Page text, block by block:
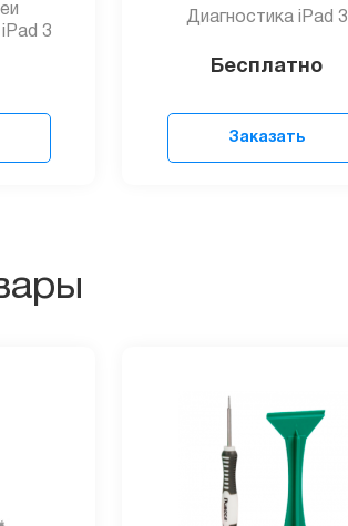
3
Диагностика iPad 3
Бесплатно
Заказать